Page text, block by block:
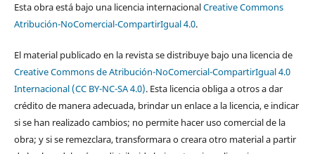
Esta obra está bajo una licencia internacionalCreative Commons
Atribución-NoComercial-CompartirIgual 4.0.
El material publicado en la revista se distribuye bajo una licencia de
Creative Commons de Atribución-NoComercial-CompartirIgual 4.0
Internacional (CC BY-NC-SA 4.0). Esta licencia obliga a otros a dar
crédito de manera adecuada, brindar un enlace a la licencia, e indicar
si se han realizado cambios; no permite hacer uso comercial de la
obra; y si se remezclara, transformara o creara otro material a partir